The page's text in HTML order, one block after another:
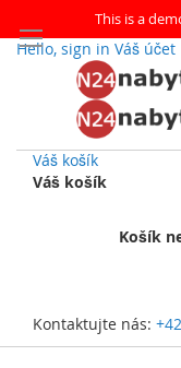
This is a
Hello, sign in Váš účet
Váš košík
Váš košík
Košík
Kontaktujte nás:
Přejít